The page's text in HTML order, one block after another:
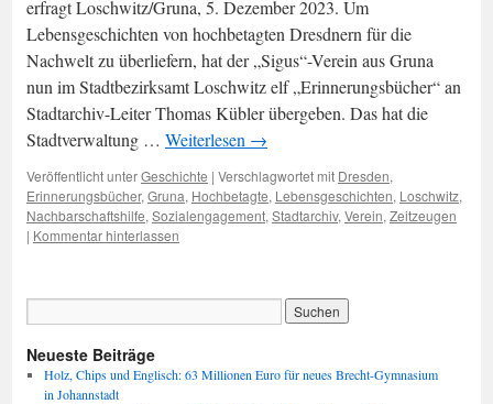
erfragt Loschwitz/Gruna, 5. Dezember 2023. Um
Lebensgeschichten von hochbetagten Dresdnern für die
Nachwelt zu überliefern, hat der „Sigus“-Verein aus Gruna
nun im Stadtbezirksamt Loschwitz elf „Erinnerungsbücher“ an
Stadtarchiv-Leiter Thomas Kübler übergeben. Das hat die
Stadtverwaltung … Weiterlesen →
Veröffentlicht unterGeschichte | Verschlagwortet mit Dresden,
Erinnerungsbücher, Gruna, Hochbetagte, Lebensgeschichten, Loschwitz,
Nachbarschaftshilfe, Sozialengagement, Stadtarchiv, Verein, Zeitzeugen
| Kommentar hinterlassen
Neueste Beiträge
Holz, Chips und Englisch: 63 Millionen Euro für neues Brecht-Gymnasium
in Johannstadt